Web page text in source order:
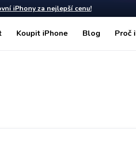
iPhony za nejlepší cenu!
Koupit iPhone Blog Proč